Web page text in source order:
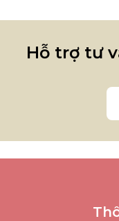
Hỗ trợ tư